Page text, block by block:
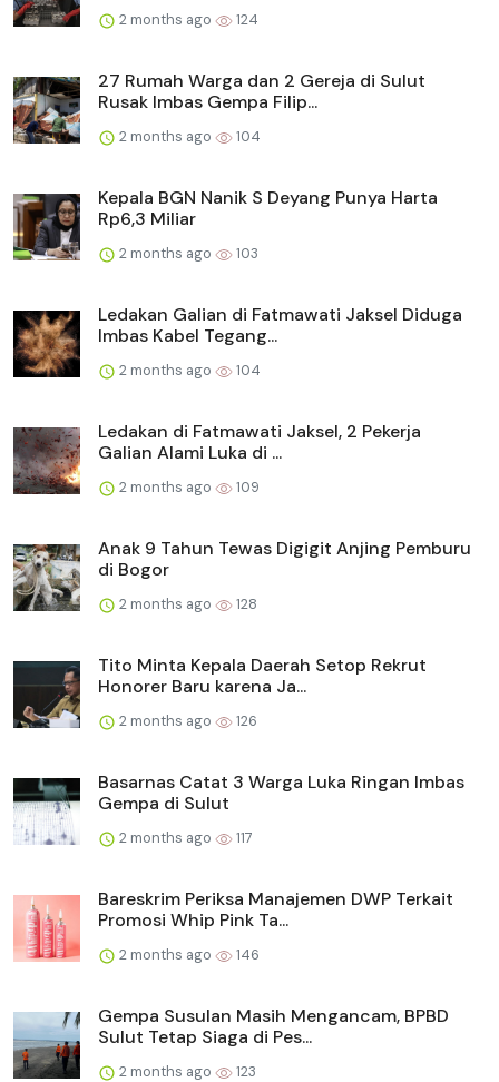
2 months ago 124
27 Rumah Warga dan 2 Gereja di Sulut
Rusak Imbas Gempa Filip...
2 months ago 104
Kepala BGN Nanik S Deyang Punya Harta
Rp6,3 Miliar
2 months ago 103
Ledakan Galian di Fatmawati Jaksel Diduga
Imbas Kabel Tegang...
2 months ago 104
Ledakan di Fatmawati Jaksel, 2 Pekerja
Galian Alami Luka di ...
2 months ago 109
Anak 9 Tahun Tewas Digigit Anjing Pemburu
di Bogor
2 months ago 128
Tito Minta Kepala Daerah Setop Rekrut
Honorer Baru karena Ja...
2 months ago 126
Basarnas Catat 3 Warga Luka Ringan Imbas
Gempa di Sulut
2 months ago 117
Bareskrim Periksa Manajemen DWP Terkait
Promosi Whip Pink Ta...
2 months ago 146
Gempa Susulan Masih Mengancam, BPBD
Sulut Tetap Siaga di Pes...
2 months ago 123